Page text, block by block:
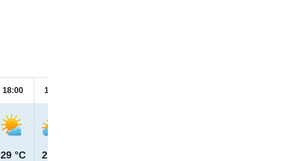
18:00
29 °C
19:00
29 °C